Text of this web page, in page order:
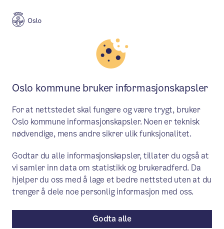
Oslobudsjettet 2020: Det skal
bli enklere å klare seg uten bil
Byrådet prioriterer kollektivreiser, sykkel
og bildeling i årets budsjett. Målet er å
gjøre det enda enklere for flere å klare
seg uten egen bil, også i ytre by.
/ Publisert: 25.09.2019
Oslo kommune bruker informasjonskapsler
For at nettstedet skal fungere og være trygt, bruker
Oslo kommune informasjonskapsler. Noen er teknisk
nødvendige, mens andre sikrer ulik funksjonalitet.
Godtar du alle informasjonskapsler, tillater du også at
vi samler inn data om statistikk og brukeradferd. Da
hjelper du oss med å lage et bedre nettsted uten at du
trenger å dele noe personlig informasjon med oss.
Godta alle